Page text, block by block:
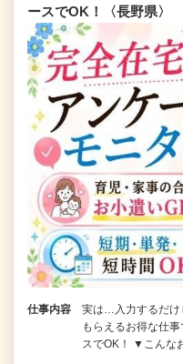
ースでOK！〈長野県〉
仕事内容
実は…入力するだけ
もらえるお得な仕
スでOK！ ▼こんな